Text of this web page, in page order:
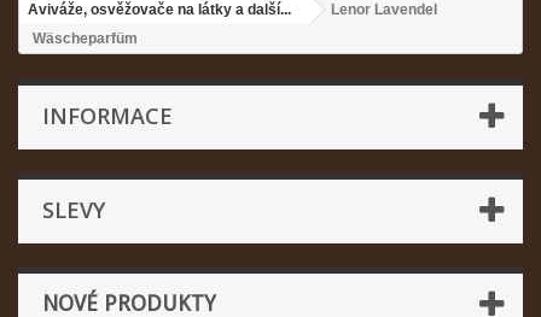
Aviváže, osvěžovače na látky a další...
Lenor Lavendel
Wäscheparfüm
INFORMACE
SLEVY
NOVÉ PRODUKTY